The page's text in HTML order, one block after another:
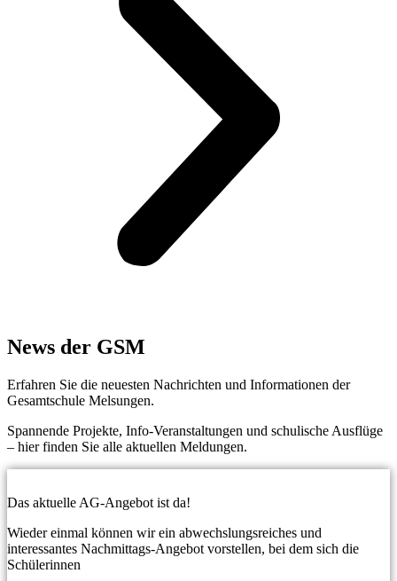
News der GSM
Erfahren Sie die neuesten Nachrichten und Informationen der
Gesamtschule Melsungen.
Spannende Projekte, Info-Veranstaltungen und schulische Ausflüge
– hier finden Sie alle aktuellen Meldungen.
Das aktuelle AG-Angebot ist da!
Wieder einmal können wir ein abwechslungsreiches und
interessantes Nachmittags-Angebot vorstellen, bei dem sich die
Schülerinnen